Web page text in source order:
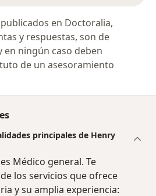
en Doctoralia,
y respuestas, son de
ningún caso deben
de un asesoramiento
principales de Henry
Médico general. Te
los servicios que ofrece
y su amplia experiencia: